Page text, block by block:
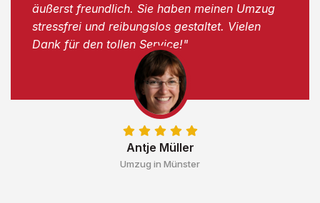
Antje Müller
Umzug in Münster
äußerst freundlich. Sie haben meinen Umzug
stressfrei und reibungslos gestaltet. Vielen
Dank für den tollen Service!"